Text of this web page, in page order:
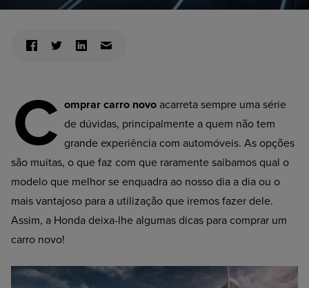
C omprar carro novo acarreta sempre uma série
de dúvidas, principalmente a quem não tem
grande experiência com automóveis. As opções
são muitas, o que faz com que raramente saibamos qual o
modelo que melhor se enquadra ao nosso dia a dia ou o
mais vantajoso para a utilização que iremos fazer dele.
Assim, a Honda deixa-lhe algumas dicas para comprar um
carro novo!